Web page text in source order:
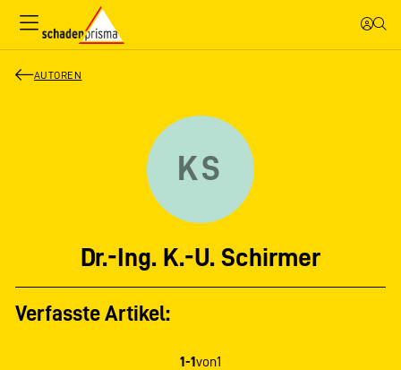
AUTOREN
KS
Dr.-Ing. K.-U. Schirmer
Verfasste Artikel:
1-1von1